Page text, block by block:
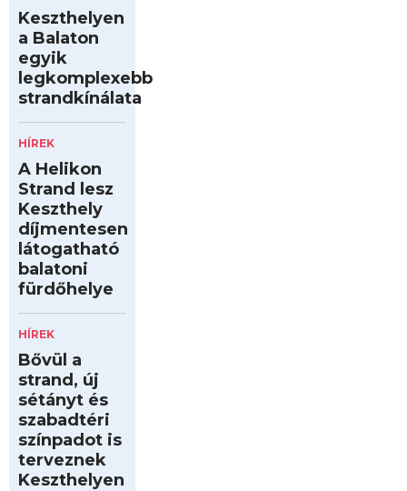
Keszthelyen
a Balaton
egyik
legkomplexebb
strandkínálata
HÍREK
A Helikon
Strand lesz
Keszthely
díjmentesen
látogatható
balatoni
fürdőhelye
HÍREK
Bővül a
strand, új
sétányt és
szabadtéri
színpadot is
terveznek
Keszthelyen